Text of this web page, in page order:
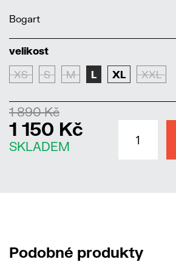
Bogart
velikost
XS S M L XL XXL
1 890 Kč
1 150 Kč
SKLADEM
Podobné produkty